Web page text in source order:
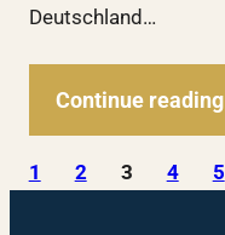
Deutschland…
Continue reading
1 2 3 4 5